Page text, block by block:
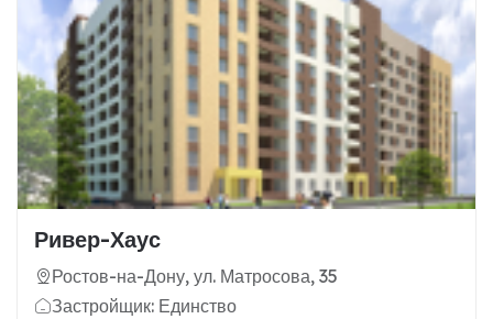
Ривер-Хаус
Ростов-на-Дону, ул. Матросова, 35
Застройщик: Единство